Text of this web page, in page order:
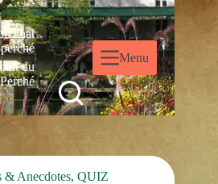
chat
perché
du
Menu
& Anecdotes, QUIZ